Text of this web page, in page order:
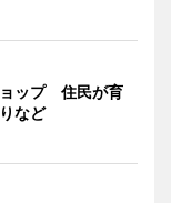
ョップ 住民が育
など